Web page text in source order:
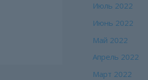
Июль 2022
Июнь 2022
Май 2022
Апрель 2022
Март 2022